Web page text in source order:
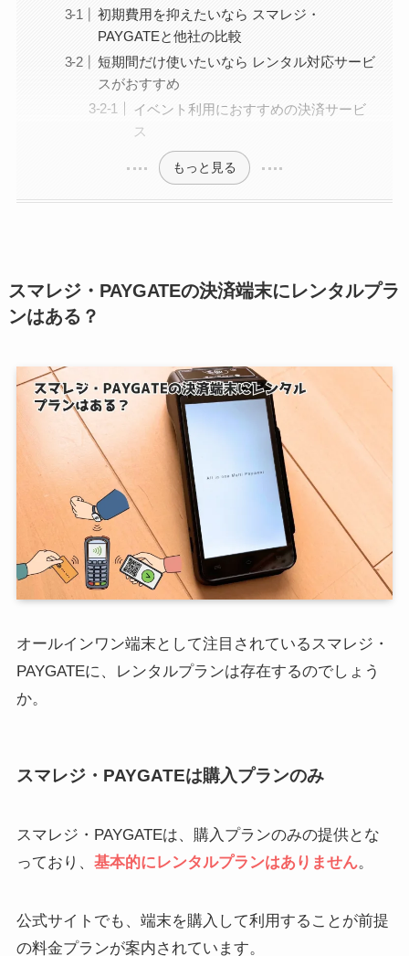
初期費用を抑えたいなら スマレジ・
PAYGATEと他社の比較
短期間だけ使いたいなら レンタル対応サービ
スがおすすめ
イベント利用におすすめの決済サービ
ス
もっと見る
スマレジ・PAYGATEの決済端末にレンタルプラ
ンはある？
オールインワン端末として注目されているスマレジ・
PAYGATEに、レンタルプランは存在するのでしょう
か。
スマレジ・PAYGATEは購入プランのみ
スマレジ・PAYGATEは、購入プランのみの提供とな
っており、 基本的にレンタルプランはありません。
公式サイトでも、端末を購入して利用することが前提
の料金プランが案内されています。